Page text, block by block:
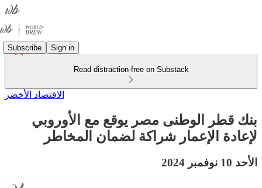
Subscribe Sign in
Read distraction-free on Substack
الاقتصاد الأخضر
بنك قطر الوطنى مصر يوقع مع الأوروبي
لإعادة الإعمار شراكة لضمان المخاطر
الأحد 10 نوفمبر 2024